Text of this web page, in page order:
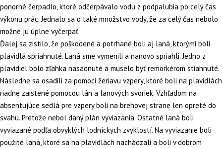
ponorné čerpadlo, ktoré odčerpávalo vodu z podpalubia po celý čas
výkonu prác. Jednalo sa o také množstvo vody, že za celý čas nebolo
možné ju úplne vyčerpať.
Ďalej sa zistilo, že poškodené a potrhané boli aj laná, ktorými boli
plavidlá spriahnuté. Laná sme vymenili a nanovo spriahli. Jedno z
plavidiel bolo zľahka nasadnuté a muselo byť remorkérom stiahnuté.
Následne sa osadili za pomoci žeriavu vzpery, ktoré boli na plavidlách
riadne zaistené pomocou lán a lanových svoriek. Vzhľadom na
absentujúce sedlá pre vzpery boli na brehovej strane len opreté do
svahu. Pretože nebol daný plán vyviazania. Ostatné laná boli
vyviazané podľa obvyklých lodníckych zvyklostí. Na vyviazanie boli
použité laná, ktoré sa na plavidlách nachádzali a boli v dobrom